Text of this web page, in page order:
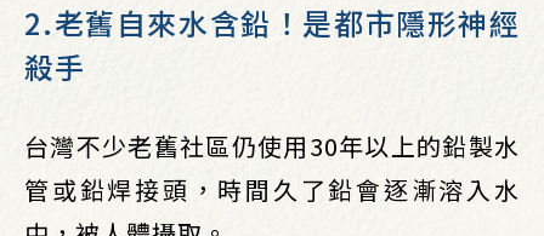
2.老舊自來水含鉛！是都市隱形神經
殺手
台灣不少老舊社區仍使用30年以上的鉛製水
管或鉛焊接頭，時間久了鉛會逐漸溶入水